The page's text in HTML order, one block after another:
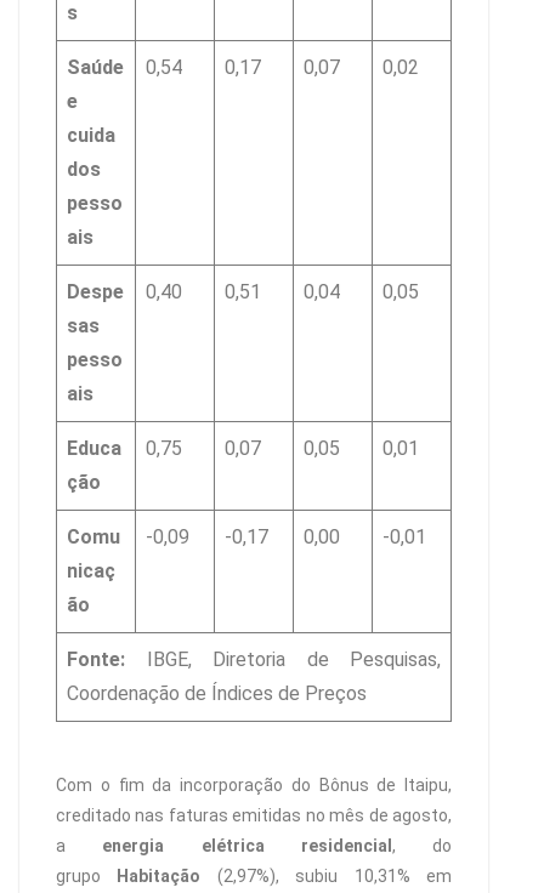
s
Saúde
e
cuida
dos
pesso
ais
0,54 0,17 0,07 0,02
Despe
sas
pesso
ais
0,40 0,51 0,04 0,05
Educa
ção
0,75 0,07 0,05 0,01
Comu
nicaç
ão
-0,09 -0,17 0,00 -0,01
Fonte: IBGE, Diretoria de Pesquisas,
Coordenação de Índices de Preços
Com o fim da incorporação do Bônus de Itaipu,
creditado nas faturas emitidas no mês de agosto,
a energia elétrica residencial , do
grupo
Habitação (2,97%), subiu 10,31% em